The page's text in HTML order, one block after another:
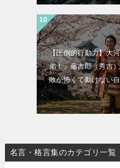
【圧倒的行動力】大
弟！』藤吉郎（秀吉
敗が怖くて動けない
名言・格言集のカテゴリ一覧